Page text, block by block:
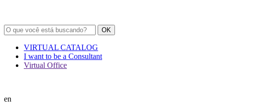
OK
VIRTUAL CATALOG
I want to be a Consultant
Virtual Office
en